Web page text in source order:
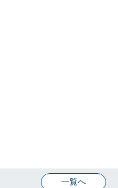
一覧へ